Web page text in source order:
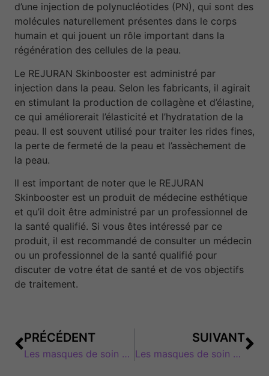
d’une injection de polynucléotides (PN), qui sont des
molécules naturellement présentes dans le corps
humain et qui jouent un rôle important dans la
régénération des cellules de la peau.
Le REJURAN Skinbooster est administré par
injection dans la peau. Selon les fabricants, il agirait
en stimulant la production de collagène et d’élastine,
ce qui améliorerait l’élasticité et l’hydratation de la
peau. Il est souvent utilisé pour traiter les rides fines,
la perte de fermeté de la peau et l’assèchement de
la peau.
Il est important de noter que le REJURAN
Skinbooster est un produit de médecine esthétique
et qu’il doit être administré par un professionnel de
la santé qualifié. Si vous êtes intéressé par ce
produit, il est recommandé de consulter un médecin
ou un professionnel de la santé qualifié pour
discuter de votre état de santé et de vos objectifs
de traitement.
PRÉCÉDENT
Les masques de soin post-traitement coréen
SUIVANT
Les masques de soin post-traitement